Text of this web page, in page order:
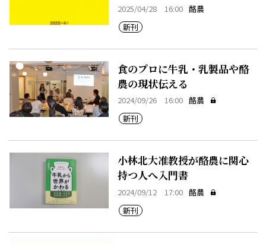
2025/04/28 16:00 酪農
新刊
食のプロに牛乳・乳製品や酪
農の現状伝える
2024/09/26 16:00 酪農
新刊
小林北大准教授が酪農に関心
持つ人へ入門書
2024/09/12 17:00 酪農
新刊